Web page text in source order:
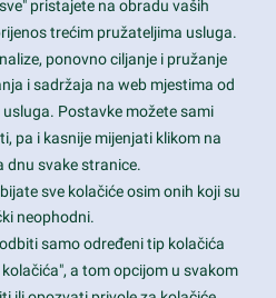
Mountain View, CA 94043
pristajete na obradu vaših
trećim pružateljima usluga.
ponovno ciljanje i pružanje
i sadržaja na web mjestima od
Postavke možete sami
pa i kasnije mijenjati klikom na
dnu svake stranice.
sve kolačiće osim onih koji su
neophodni.
samo određeni tip kolačića
a tom opcijom u svakom